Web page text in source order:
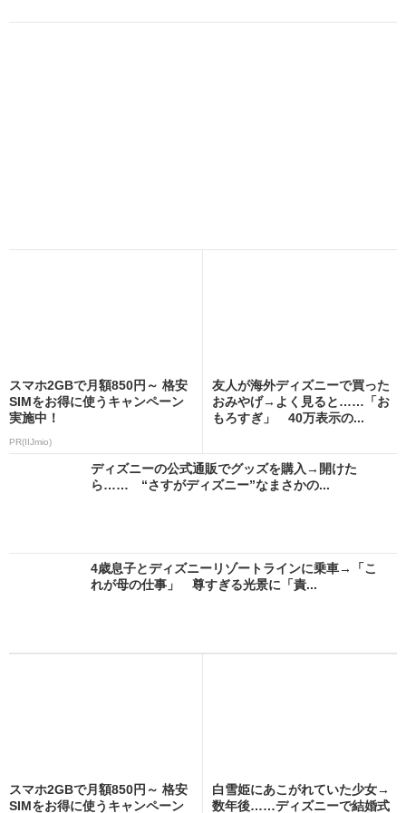
スマホ2GBで月額850円～ 格安
SIMをお得に使うキャンペーン
実施中！
PR(IIJmio)
友人が海外ディズニーで買った
おみやげ→よく見ると……「お
もろすぎ」 40万表示の...
ディズニーの公式通販でグッズを購入→開けた
ら…… “さすがディズニー”なまさかの...
4歳息子とディズニーリゾートラインに乗車→「こ
れが母の仕事」 尊すぎる光景に「責...
スマホ2GBで月額850円～ 格安
SIMをお得に使うキャンペーン
白雪姫にあこがれていた少女→
数年後……ディズニーで結婚式